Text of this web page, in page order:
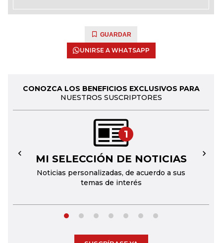
GUARDAR
UNIRSE A WHATSAPP
CONOZCA LOS BENEFICIOS EXCLUSIVOS PARA
NUESTROS SUSCRIPTORES
1
MI SELECCIÓN DE NOTICIAS
Noticias personalizadas, de acuerdo a sus
temas de interés
← →